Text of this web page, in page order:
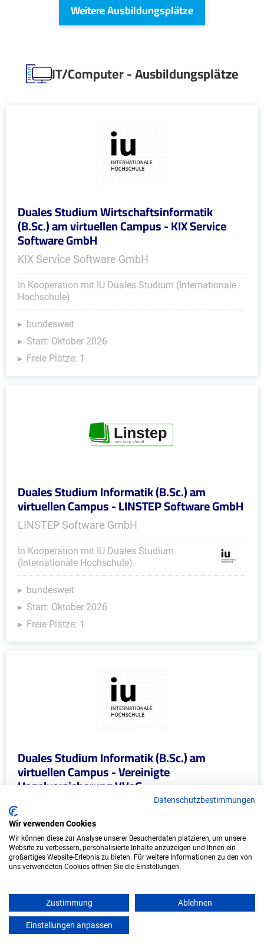
Weitere Ausbildungsplätze
IT/Computer - Ausbildungsplätze
Duales Studium Wirtschaftsinformatik
(B.Sc.) am virtuellen Campus - KIX Service
Software GmbH
KIX Service Software GmbH
In Kooperation mit IU Duales Studium (Internationale
Hochschule)
bundesweit
Start: Oktober 2026
Freie Plätze: 1
Duales Studium Informatik (B.Sc.) am
virtuellen Campus - LINSTEP Software GmbH
LINSTEP Software GmbH
In Kooperation mit IU Duales Studium
(Internationale Hochschule)
bundesweit
Start: Oktober 2026
Freie Plätze: 1
Duales Studium Informatik (B.Sc.) am
virtuellen Campus - Vereinigte
Hagelversicherung VVaG
Vereinigte Hagelversicherung VVaG
Hochschule)
bundesweit
Freie Plätze: 1
Datenschutzbestimmungen
Wir verwenden Cookies
Wir können diese zur Analyse unserer Besucherdaten platzieren, um unsere
Website zu verbessern, personalisierte Inhalte anzuzeigen und Ihnen ein
großartiges Website-Erlebnis zu bieten. Für weitere Informationen zu den von
uns verwendeten Cookies öffnen Sie die Einstellungen.
Zustimmung Ablehnen
Einstellungen anpassen